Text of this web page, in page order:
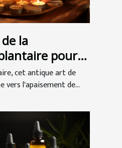
la
pour
cet antique art de
l'apaisement de...